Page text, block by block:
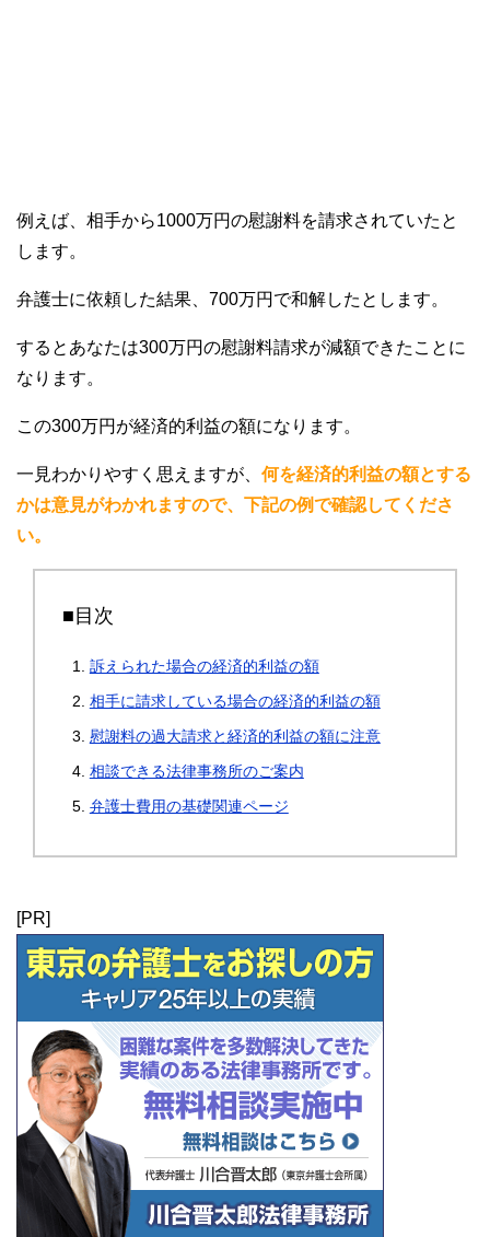
例えば、相手から1000万円の慰謝料を請求されていたと
します。
弁護士に依頼した結果、700万円で和解したとします。
するとあなたは300万円の慰謝料請求が減額できたことに
なります。
この300万円が経済的利益の額になります。
一見わかりやすく思えますが、 何を経済的利益の額とする
かは意見がわかれますので、下記の例で確認してくださ
い。
■目次
訴えられた場合の経済的利益の額
相手に請求している場合の経済的利益の額
慰謝料の過大請求と経済的利益の額に注意
相談できる法律事務所のご案内
弁護士費用の基礎関連ページ
[PR]